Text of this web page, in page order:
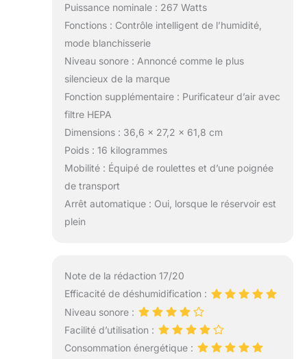
Puissance nominale : 267 Watts
Fonctions : Contrôle intelligent de l’humidité,
mode blanchisserie
Niveau sonore : Annoncé comme le plus
silencieux de la marque
Fonction supplémentaire : Purificateur d’air avec
filtre HEPA
Dimensions : 36,6 x 27,2 x 61,8 cm
Poids : 16 kilogrammes
Mobilité : Équipé de roulettes et d’une poignée
de transport
Arrêt automatique : Oui, lorsque le réservoir est
plein
Note de la rédaction 17/20
Efficacité de déshumidification :
Niveau sonore :
Facilité d’utilisation :
Consommation énergétique :